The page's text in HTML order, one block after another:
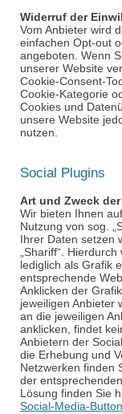
Widerruf der
Vom Anbieter wird
einfachen Opt-out
angeboten. Wenn
unserer Website
Cookie-Consent-
Cookie-Kategorie
Cookies und
unsere Website
nutzen.
Social Plugins
Art und Zweck
Wir bieten Ihnen
Nutzung von sog.
Ihrer Daten setzen
„Shariff“. Hierdurch
lediglich als Grafik
entsprechende
Anklicken der
jeweiligen Anbieter
an die jeweiligen
anklicken, findet
Anbietern der
die Erhebung und
Netzwerken finden
der
Lösung finden Sie
Social-Media-